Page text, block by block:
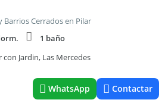
Barrios Cerrados en Pilar
1 baño
Jardin, Las Mercedes
WhatsApp Contactar